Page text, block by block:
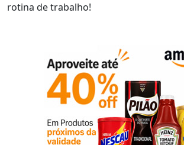
rotina de trabalho!